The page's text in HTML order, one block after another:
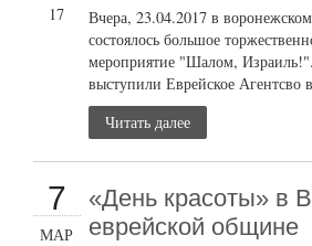
17
Вчера, 23.04.2017 в
состоялось большое
мероприятие "Шалом,
выступили Еврейское Агентсво
Читать далее
7
МАР
«День красоты» в
еврейской общине